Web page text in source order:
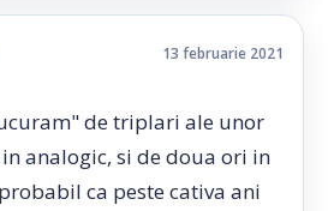
13 februarie 2021
de triplari ale unor
analogic, si de doua ori in
ca peste cativa ani